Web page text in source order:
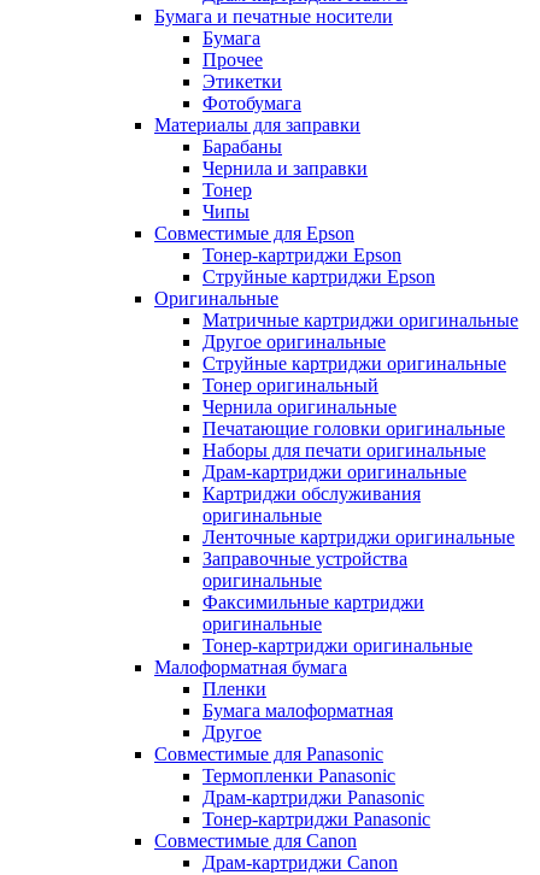
Бумага и печатные носители
Бумага
Прочее
Этикетки
Фотобумага
Материалы для заправки
Барабаны
Чернила и заправки
Тонер
Чипы
Совместимые для Epson
Тонер-картриджи Epson
Струйные картриджи Epson
Оригинальные
Матричные картриджи оригинальные
Другое оригинальные
Струйные картриджи оригинальные
Тонер оригинальный
Чернила оригинальные
Печатающие головки оригинальные
Наборы для печати оригинальные
Драм-картриджи оригинальные
Картриджи обслуживания
оригинальные
Ленточные картриджи оригинальные
Заправочные устройства
оригинальные
Факсимильные картриджи
оригинальные
Тонер-картриджи оригинальные
Малоформатная бумага
Пленки
Бумага малоформатная
Другое
Совместимые для Panasonic
Термопленки Panasonic
Драм-картриджи Panasonic
Тонер-картриджи Panasonic
Совместимые для Canon
Драм-картриджи Canon